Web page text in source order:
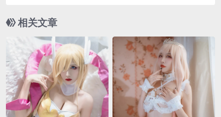
相关文章